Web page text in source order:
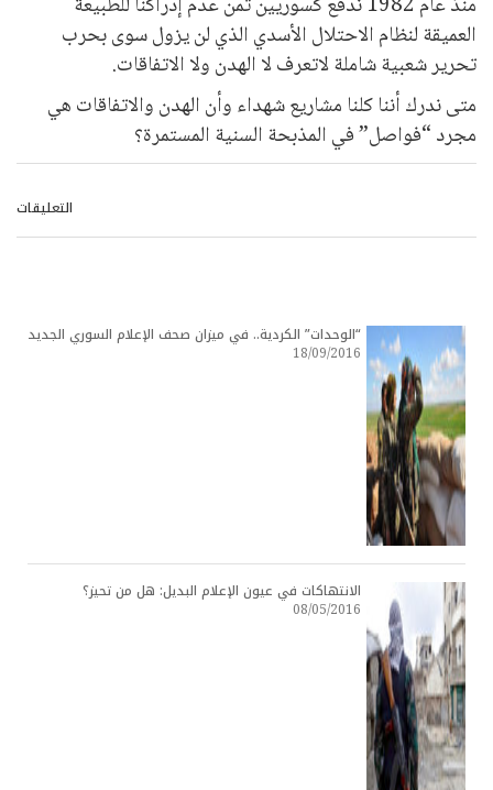
العميقة لنظام الاحتلال الأسدي الذي لن يزول سوى بحرب
تحرير شعبية شاملة لاتعرف لا الهدن ولا الاتفاقات.
متى ندرك أننا كلنا مشاريع شهداء وأن الهدن والاتفاقات هي
مجرد “فواصل” في المذبحة السنية المستمرة؟
التعليقات
“الوحدات” الكردية.. في ميزان صحف الإعلام السوري الجديد
18/09/2016
الانتهاكات في عيون الإعلام البديل: هل من تحيز؟
08/05/2016